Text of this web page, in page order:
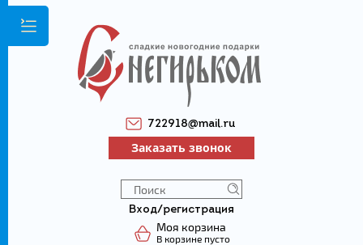
722918@mail.ru
Заказать звонок
Вход/регистрация
Моя корзина
В корзине пусто